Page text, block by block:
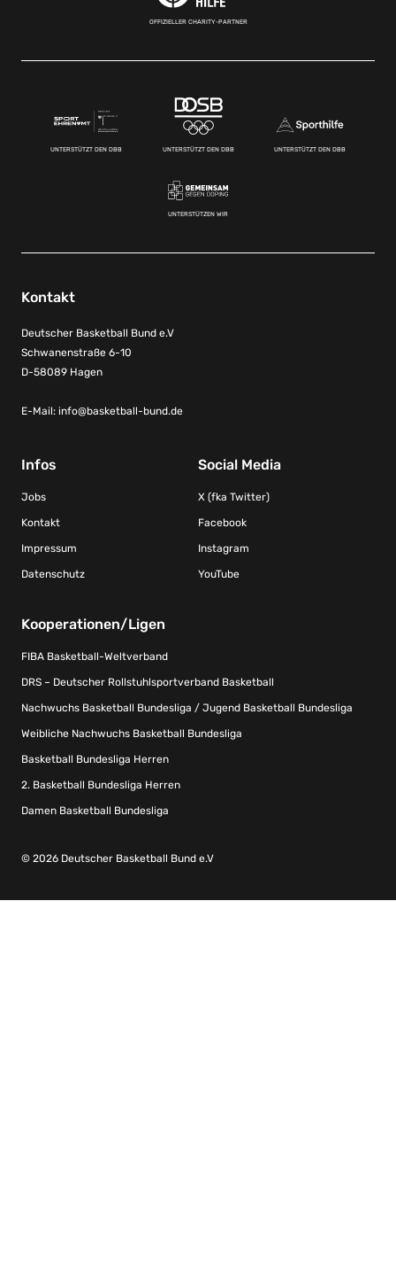
OFFIZIELLER CHARITY-PARTNER
UNTERSTÜTZT DEN DBB UNTERSTÜTZT DEN DBB UNTERSTÜTZT DEN DBB
UNTERSTÜTZEN WIR
Kontakt
Deutscher Basketball Bund e.V
Schwanenstraße 6-10
D-58089 Hagen
E-Mail: info@basketball-bund.de
Infos
Jobs
Kontakt
Impressum
Datenschutz
Social Media
X (fka Twitter)
Facebook
Instagram
YouTube
Kooperationen/Ligen
FIBA Basketball-Weltverband
DRS – Deutscher Rollstuhlsportverband Basketball
Nachwuchs Basketball Bundesliga / Jugend Basketball Bundesliga
Weibliche Nachwuchs Basketball Bundesliga
Basketball Bundesliga Herren
2. Basketball Bundesliga Herren
Damen Basketball Bundesliga
© 2026 Deutscher Basketball Bund e.V